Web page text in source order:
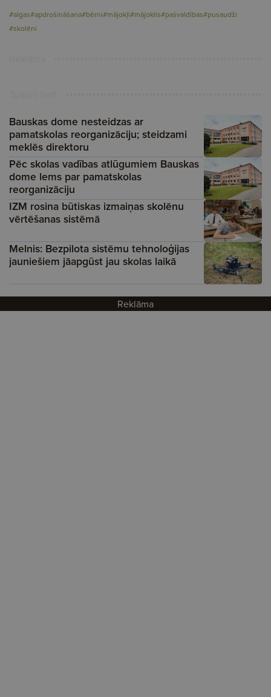
#algas#apdrošināšana#bērni#mājokļi#mājoklis#pašvaldības#pusaudži
#skolēni
Bauskas dome nesteidzas ar
pamatskolas reorganizāciju; steidzami
meklēs direktoru
Pēc skolas vadības atlūgumiem Bauskas
dome lems par pamatskolas
reorganizāciju
IZM rosina būtiskas izmaiņas skolēnu
vērtēšanas sistēmā
Melnis: Bezpilota sistēmu tehnoloģijas
jauniešiem jāapgūst jau skolas laikā
Reklāma